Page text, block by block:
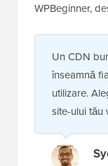
WPBeginner,
Un CDN
înseamnă
utilizare.
site-ului